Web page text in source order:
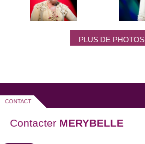
PLUS DE PHOTOS
CONTACT
Contacter MERYBELLE